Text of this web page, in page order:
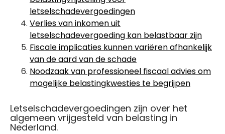
letselschadevergoedingen
Verlies van inkomen uit
letselschadevergoeding kan belastbaar zijn
Fiscale implicaties kunnen variëren afhankelijk
van de aard van de schade
Noodzaak van professioneel fiscaal advies om
mogelijke belastingkwesties te begrijpen
Letselschadevergoedingen zijn over het
algemeen vrijgesteld van belasting in
Nederland.